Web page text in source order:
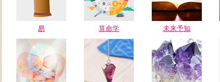
易 算命学 未来予知